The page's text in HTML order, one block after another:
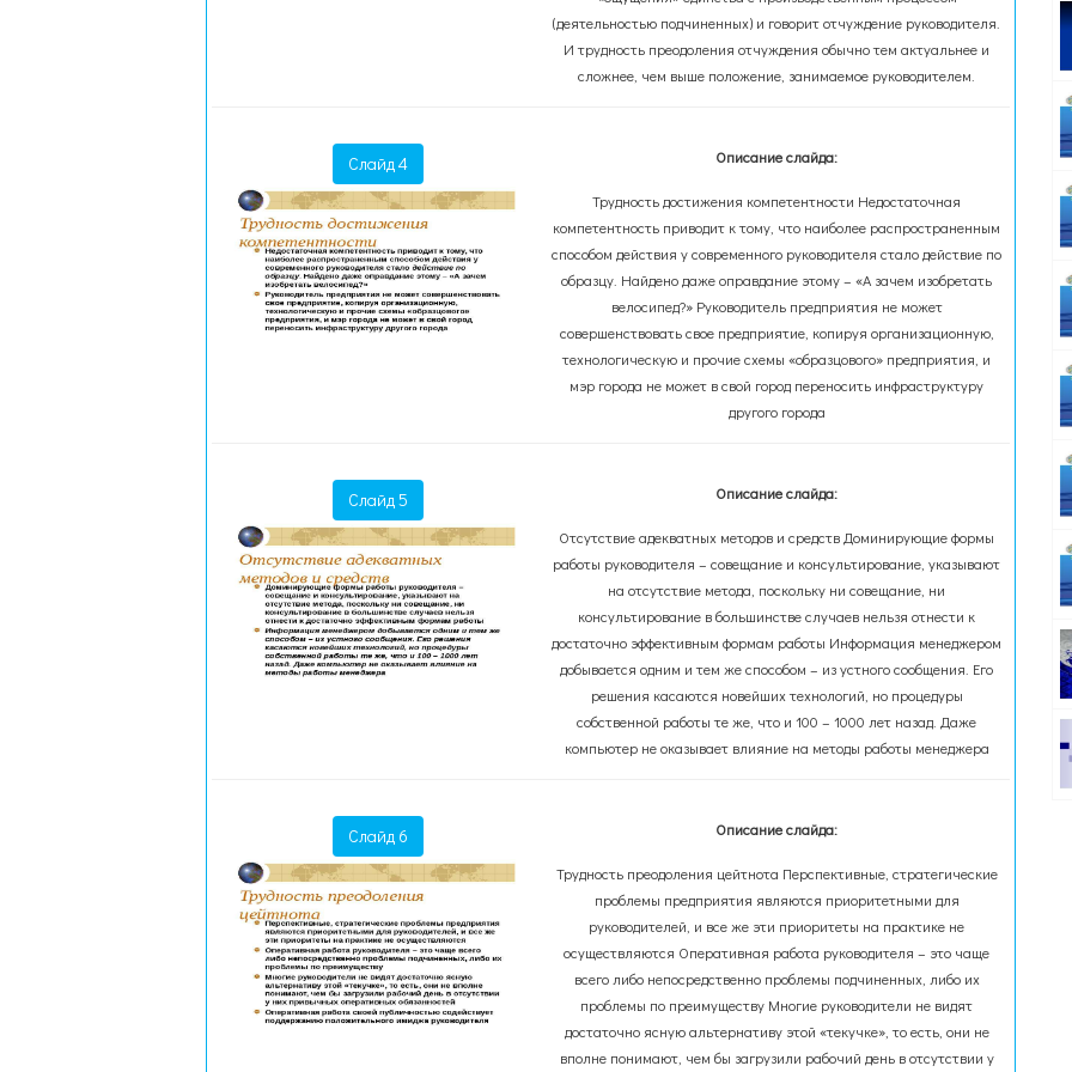
(деятельностью подчиненных) и говорит отчуждение руководителя.
И трудность преодоления отчуждения обычно тем актуальнее и
сложнее, чем выше положение, занимаемое руководителем.
Слайд 4 Описание слайда:
Трудность достижения компетентности Недостаточная
компетентность приводит к тому, что наиболее распространенным
способом действия у современного руководителя стало действие по
образцу. Найдено даже оправдание этому – «А зачем изобретать
велосипед?» Руководитель предприятия не может
совершенствовать свое предприятие, копируя организационную,
технологическую и прочие схемы «образцового» предприятия, и
мэр города не может в свой город переносить инфраструктуру
другого города
Слайд 5 Описание слайда:
Отсутствие адекватных методов и средств Доминирующие формы
работы руководителя – совещание и консультирование, указывают
на отсутствие метода, поскольку ни совещание, ни
консультирование в большинстве случаев нельзя отнести к
достаточно эффективным формам работы Информация менеджером
добывается одним и тем же способом – из устного сообщения. Его
решения касаются новейших технологий, но процедуры
собственной работы те же, что и 100 – 1000 лет назад. Даже
компьютер не оказывает влияние на методы работы менеджера
Слайд 6 Описание слайда:
Трудность преодоления цейтнота Перспективные, стратегические
проблемы предприятия являются приоритетными для
руководителей, и все же эти приоритеты на практике не
осуществляются Оперативная работа руководителя – это чаще
всего либо непосредственно проблемы подчиненных, либо их
проблемы по преимуществу Многие руководители не видят
достаточно ясную альтернативу этой «текучке», то есть, они не
вполне понимают, чем бы загрузили рабочий день в отсутствии у